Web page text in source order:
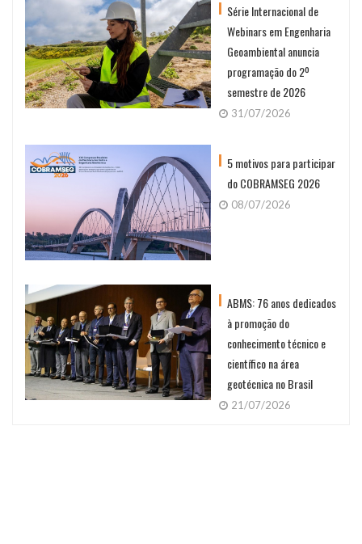
Série Internacional de
Webinars em Engenharia
Geoambiental anuncia
programação do 2º
semestre de 2026
31/07/2026
5 motivos para participar
do COBRAMSEG 2026
08/07/2026
ABMS: 76 anos dedicados
à promoção do
conhecimento técnico e
científico na área
geotécnica no Brasil
21/07/2026